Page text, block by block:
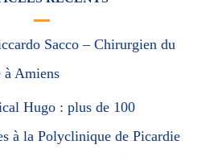
Sacco – Chirurgien du
à Amiens
Hugo : plus de 100
à la Polyclinique de Picardie